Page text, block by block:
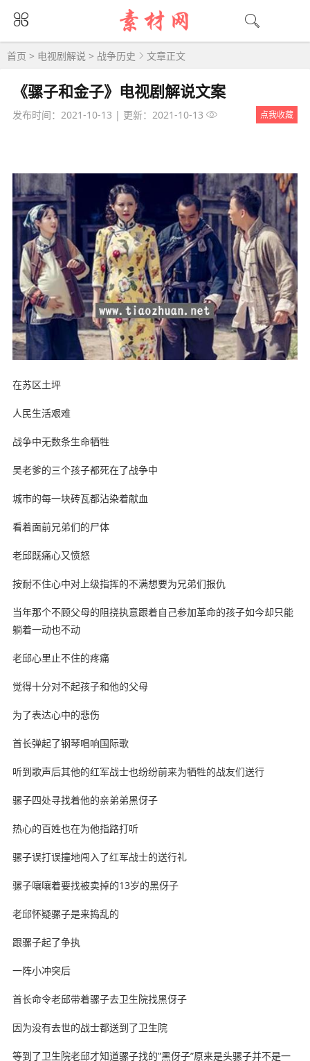
首页 > 电视剧解说 > 战争历史 文章正文
《骡子和金子》电视剧解说文案
发布时间：2021-10-13 | 更新：2021-10-13 点我收藏
在苏区土坪
人民生活艰难
战争中无数条生命牺牲
吴老爹的三个孩子都死在了战争中
城市的每一块砖瓦都沾染着献血
看着面前兄弟们的尸体
老邱既痛心又愤怒
按耐不住心中对上级指挥的不满想要为兄弟们报仇
当年那个不顾父母的阻挠执意跟着自己参加革命的孩子如今却只能
躺着一动也不动
老邱心里止不住的疼痛
觉得十分对不起孩子和他的父母
为了表达心中的悲伤
首长弹起了钢琴唱响国际歌
听到歌声后其他的红军战士也纷纷前来为牺牲的战友们送行
骡子四处寻找着他的亲弟弟黑伢子
热心的百姓也在为他指路打听
骡子误打误撞地闯入了红军战士的送行礼
骡子嚷嚷着要找被卖掉的13岁的黑伢子
老邱怀疑骡子是来捣乱的
跟骡子起了争执
一阵小冲突后
首长命令老邱带着骡子去卫生院找黑伢子
因为没有去世的战士都送到了卫生院
等到了卫生院老邱才知道骡子找的”黑伢子”原来是头骡子并不是一